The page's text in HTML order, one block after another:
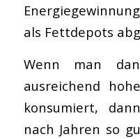
als Fettdepots
Wenn man
ausreichend
konsumiert,
nach Jahren so